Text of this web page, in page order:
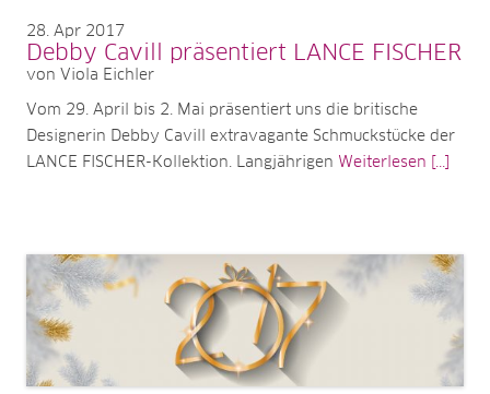
28 Apr 2017
Debby Cavill präsentiert LANCE FISCHER
von Viola Eichler
Vom 29. April bis 2. Mai präsentiert uns die britische
Designerin Debby Cavill extravagante Schmuckstücke der
LANCE FISCHER-Kollektion. Langjährigen Weiterlesen [...]